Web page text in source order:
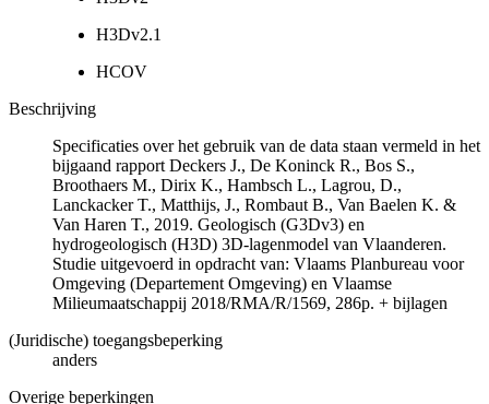
H3Dv2.1
HCOV
Beschrijving
Specificaties over het gebruik van de data staan vermeld in het
bijgaand rapport Deckers J., De Koninck R., Bos S.,
Broothaers M., Dirix K., Hambsch L., Lagrou, D.,
Lanckacker T., Matthijs, J., Rombaut B., Van Baelen K. &
Van Haren T., 2019. Geologisch (G3Dv3) en
hydrogeologisch (H3D) 3D-lagenmodel van Vlaanderen.
Studie uitgevoerd in opdracht van: Vlaams Planbureau voor
Omgeving (Departement Omgeving) en Vlaamse
Milieumaatschappij 2018/RMA/R/1569, 286p. + bijlagen
(Juridische) toegangsbeperking
anders
Overige beperkingen